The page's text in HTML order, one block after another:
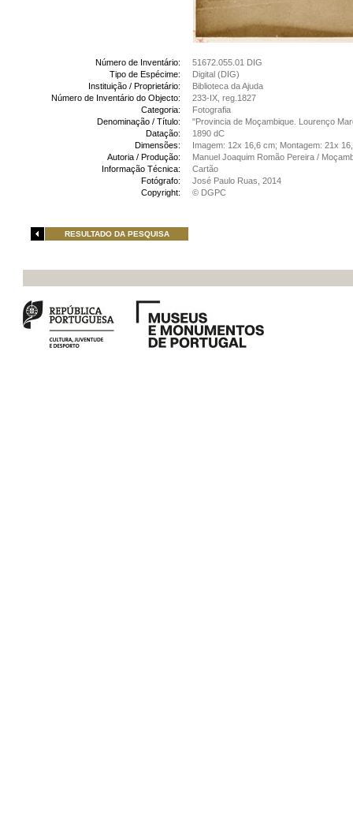
Número de Inventário:
51672.055.01 DIG
Tipo de Espécime:
Digital (DIG)
Instituição / Proprietário:
Biblioteca da Ajuda
Número de Inventário do Objecto:
233-IX, reg.1827
Categoria:
Fotografia
Denominação / Título:
"Provincia de Moçambique. Lourenço
Datação:
1890 dC
Dimensões:
Imagem: 12x 16,6 cm; Montagem: 21x
Autoria / Produção:
Manuel Joaquim Romão Pereira /
Informação Técnica:
Cartão
Fotógrafo:
José Paulo Ruas, 2014
Copyright:
© DGPC
RESULTADO DA PESQUISA